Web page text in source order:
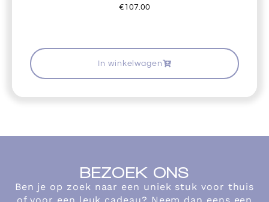
€107.00
In winkelwagen
BEZOEK ONS
Ben je op zoek naar een uniek stuk voor thuis